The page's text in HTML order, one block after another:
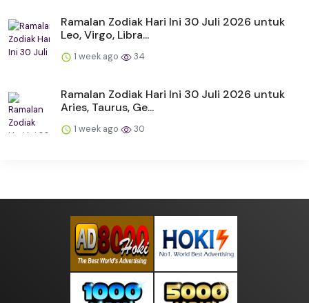
Ramalan Zodiak Hari Ini 30 Juli 2026 untuk
Leo, Virgo, Libra...
1 week ago 34
Ramalan Zodiak Hari Ini 30 Juli 2026 untuk
Aries, Taurus, Ge...
1 week ago 30